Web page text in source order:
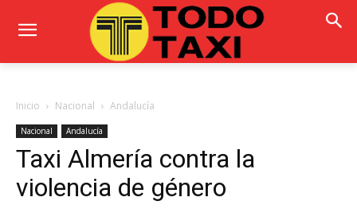
Inicio Nacional Andalucía
Nacional Andalucía
Taxi Almería contra la
violencia de género